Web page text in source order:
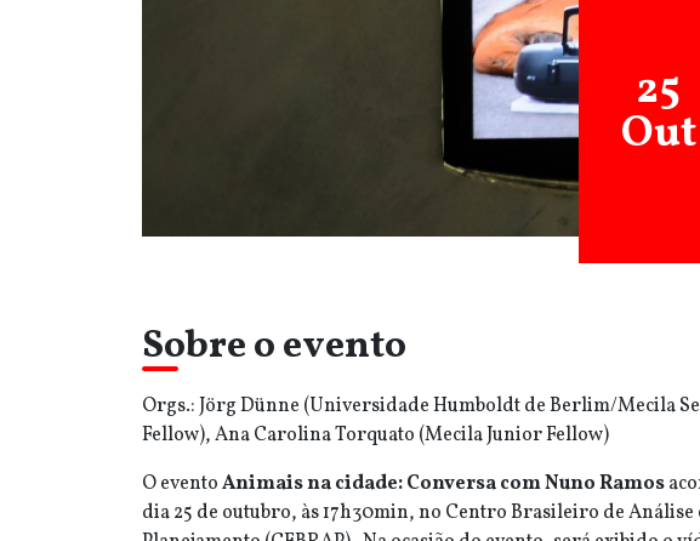
25
Out
Sobre o evento
Orgs.: Jörg Dünne (Universidade Humboldt de Berlim/Mecila
Fellow), Ana Carolina Torquato (Mecila Junior Fellow)
O eventoAnimais na cidade: Conversa com Nuno Ramos
dia 25 de outubro, às 17h30min, no Centro Brasileiro de Análise